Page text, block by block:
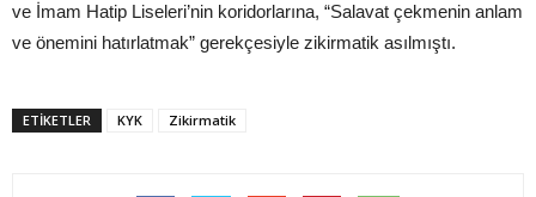
ve İmam Hatip Liseleri’nin koridorlarına, “Salavat çekmenin anlam
ve önemini hatırlatmak” gerekçesiyle zikirmatik asılmıştı.
ETIKETLER KYK Zikirmatik